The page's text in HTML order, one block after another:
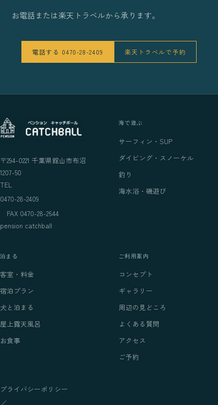
お電話または楽天トラベルから承ります。
電話する 0470-28-2409 楽天トラベルで予約
〒294-0221 千葉県館山市布沼
1207-50
TEL
0470-28-2409
FAX 0470-28-2644
pension catchball
海で遊ぶ
サーフィン・SUP
ダイビング・スノーケル
釣り
海水浴・磯遊び
泊まる
客室・料金
宿泊プラン
犬と泊まる
屋上露天風呂
お食事
ご利用案内
コンセプト
ギャラリー
周辺の見どころ
よくある質問
アクセス
ご予約
プライバシーポリシー